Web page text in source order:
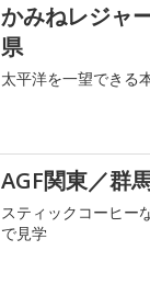
かみねレジャ
県
太平洋を一望できる
AGF関東／群
スティックコーヒー
で見学